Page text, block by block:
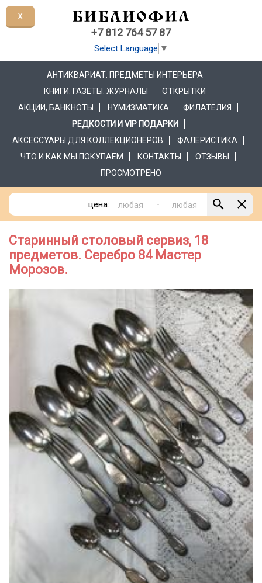
+7 812 764 57 87
Select Language ▼
АНТИКВАРИАТ. ПРЕДМЕТЫ ИНТЕРЬЕРА
КНИГИ. ГАЗЕТЫ. ЖУРНАЛЫ
ОТКРЫТКИ
АКЦИИ, БАНКНОТЫ
НУМИЗМАТИКА
ФИЛАТЕЛИЯ
РЕДКОСТИ И VIP ПОДАРКИ
АКСЕССУАРЫ ДЛЯ КОЛЛЕКЦИОНЕРОВ
ФАЛЕРИСТИКА
ЧТО И КАК МЫ ПОКУПАЕМ
КОНТАКТЫ
ОТЗЫВЫ
ПРОСМОТРЕНО
цена: -
Старинный столовый сервиз, 18
предметов. Серебро 84 Мастер
Морозов.
X